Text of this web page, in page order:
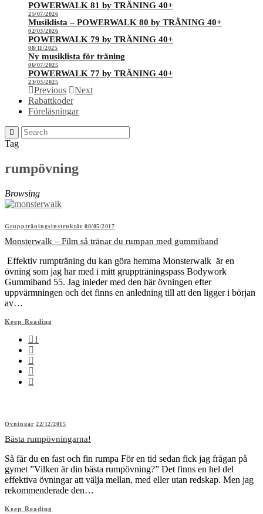
POWERWALK 81 by TRÄNING 40+
25/07/2026
Musiklista – POWERWALK 80 by TRÄNING 40+
02/03/2026
POWERWALK 79 by TRÄNING 40+
08/11/2025
Ny musiklista för träning
06/07/2025
POWERWALK 77 by TRÄNING 40+
23/03/2025
Previous
Next
Rabattkoder
Föreläsningar
Tag
rumpövning
Browsing
Gruppträningsinstruktör 08/05/2017
Monsterwalk – Film så tränar du rumpan med gummiband
Effektiv rumpträning du kan göra hemma Monsterwalk är en
övning som jag har med i mitt gruppträningspass Bodywork
Gummiband 55. Jag inleder med den här övningen efter
uppvärmningen och det finns en anledning till att den ligger i början
av…
Keep Reading
1
Övningar 22/12/2015
Bästa rumpövningarna!
Så får du en fast och fin rumpa För en tid sedan fick jag frågan på
gymet ”Vilken är din bästa rumpövning?” Det finns en hel del
effektiva övningar att välja mellan, med eller utan redskap. Men jag
rekommenderade den…
Keep Reading